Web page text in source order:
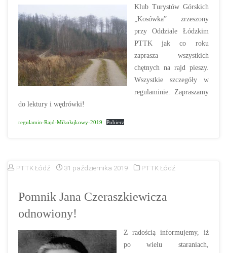
r.”
Klub Turystów Górskich
„Kosówka” zrzeszony
przy Oddziale Łódzkim
PTTK jak co roku
zaprasza wszystkich
chętnych na rajd pieszy.
Wszystkie szczegóły w
regulaminie. Zapraszamy
do lektury i wędrówki!
regulamin-Rajd-Mikołajkowy-2019 Pobierz
PTTK Łódź 31 października 2019 PTTK Łódź
Pomnik Jana Czeraszkiewicza
odnowiony!
Z radością informujemy, iż
po wielu staraniach,